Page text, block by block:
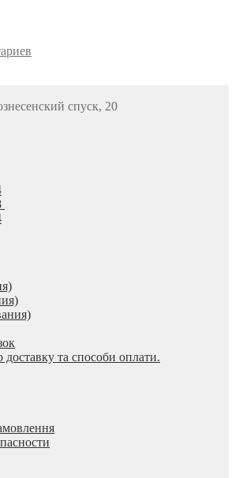
спуск, 20
доставку та способи оплати.